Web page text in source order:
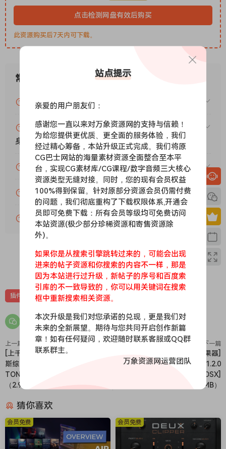
x64：SAL、AAX、VST3、VST2 | x86：
AMPKIND 的一次巨大飞跃
卸载旧版本，因为它有新的
-TCD
需要 Microsfoft Visual C++ 2015-2019
Redistributable
v14.27.29016.0 (x64) 或更高版本。
AmpliTube 5 X features seamless TONEX integration for
building your dream rig in one elegant application. The free
update introduces a new TONEX view, making it easier to
navigate available Tone Models, and provides filter options
by Type, Instrument, Character, Favorite and Skin to refine
searches. Drag and drop Tone Models into the AmpliTube
gear chain or load them by Skin from the right panel.
Browse paid TONEX Collections with advanced filters, and
use the new “Open TONEX App” button to quickly access
the app for editing, renaming, or downloading more Tone
Models from ToneNET.
What’s new in AmpliTube 5
All new signal chain & routing freedom
An all-new drag & drop signal chain supports up to 57
simultaneous models, series / parallel routing and blended
New Cabinet section with VIR™ technology
Powerful new “Volumetric Impulse Response” radically
transforms all 100+ cabinets in AmpliTube 5 with over
143,000 impulse response measurements in all.
点击检测网盘有效后购买
此资源购买后7天内可下载。
常见问题
VIP资源或免费资源能否做为商业用途？
赞助包月VIP（或包年VIP）后能升级包年（或终
身VIP）吗？
为什么付款了未开通VIP会员？
账号可以分享或者借给别人用吗？
VIP会员剩余时间查询？
0 0
插件 效果器
上一篇
[上千种音色：AI机器建模吉他贝
斯综合效果插件] IK Multimedia
TONEX MAX v1.10.4-TCD [WiN]
（2.9GB）
下一篇
[12款传奇踏板电吉他效果器]
Audified MultiDrive PRO v1.2.0
U2B-GUISEPPE [MacOSX]
（182MB）
猜你喜欢
会员免费 会员免费
站点提示
亲爱的用户朋友们：
感谢您一直以来对万象资源网的支持与信赖！
为给您提供更优质、更全面的服务体验，我们
经过精心筹备，本站升级正式完成。我们将原
CG巴士网站的海量素材资源全面整合至本平
台，实现CG素材库/CG课程/数字音频三大核心
资源类型无缝对接。同时，您的现有会员权益
100%得到保留。针对原部分资源会员仍需付费
的问题，我们彻底重构了下载权限体系,开通会
员即可免费下载：所有会员等级均可免费访问
本站资源(极少部分珍稀资源和寄售资源除
外)。
如果你是从搜索引擎跳转过来的，可能会出现
进来的帖子资源和你搜索的内容不一样，那是
因为本站进行过升级，新帖子的序号和百度索
引库的不一致导致的，你可以用关键词在搜索
框中重新搜索相关资源。
本次升级是我们对您承诺的兑现，更是我们对
未来的全新展望。期待与您共同开启创作新篇
章！如有任何疑问，欢迎随时联系客服或QQ群
联系群主。
万象资源网运营团队